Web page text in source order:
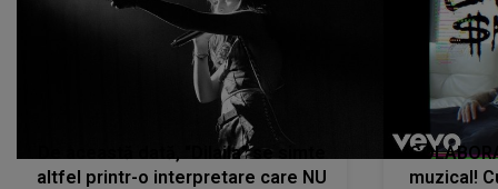
De această dată, "Dilaila" se simte
altfel printr-o interpretare care NU
muzical!